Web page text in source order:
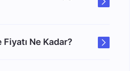
Fiyatı Ne Kadar?